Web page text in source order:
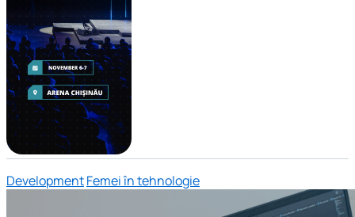
DevelopmentFemei în tehnologie